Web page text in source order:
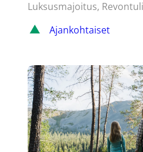
Luksusmajoitus,
Ajankohtaiset
Kolme parasta koko